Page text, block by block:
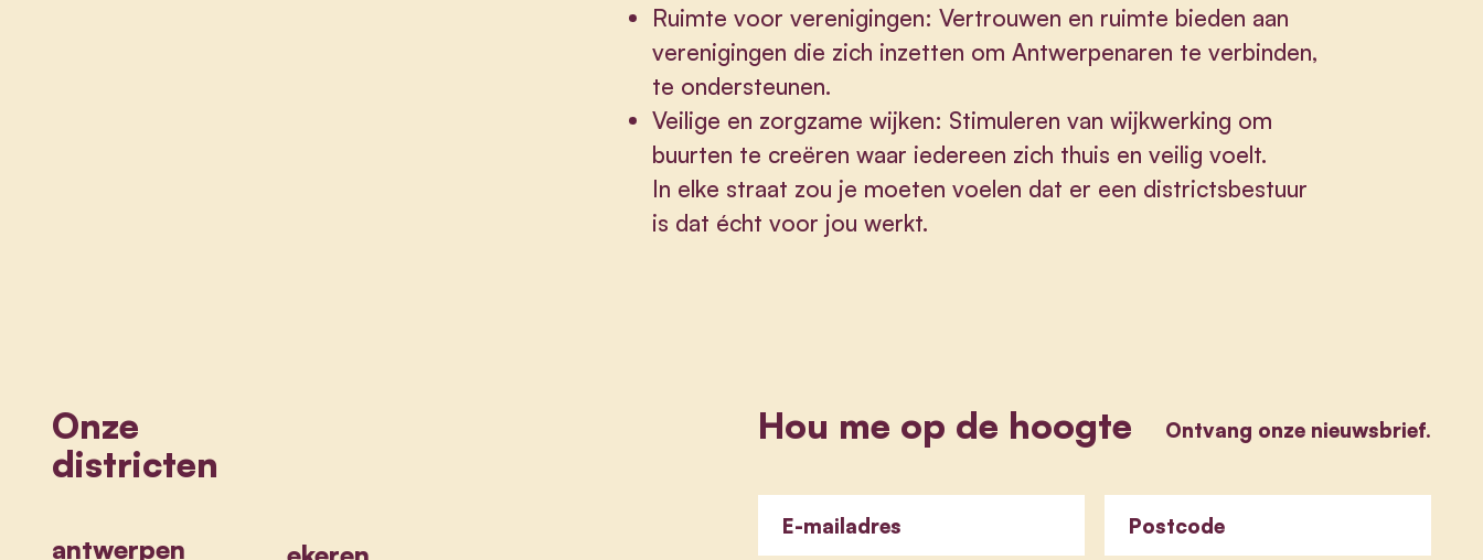
Ruimte voor verenigingen: Vertrouwen en ruimte bieden aan
verenigingen die zich inzetten om Antwerpenaren te verbinden,
te ondersteunen.
Veilige en zorgzame wijken: Stimuleren van wijkwerking om
buurten te creëren waar iedereen zich thuis en veilig voelt.
In elke straat zou je moeten voelen dat er een districtsbestuur
is dat écht voor jou werkt.
Onze
districten
antwerpen
Hou me op de hoogte Ontvang onze nieuwsbrief.
E-mailadres Postcode